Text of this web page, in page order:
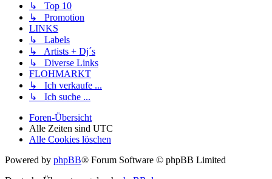
↳ Top 10
↳ Promotion
LINKS
↳ Labels
↳ Artists + Dj´s
↳ Diverse Links
FLOHMARKT
↳ Ich verkaufe ...
↳ Ich suche ...
Foren-Übersicht
Alle Zeiten sind UTC
Alle Cookies löschen
Powered by phpBB® Forum Software © phpBB Limited